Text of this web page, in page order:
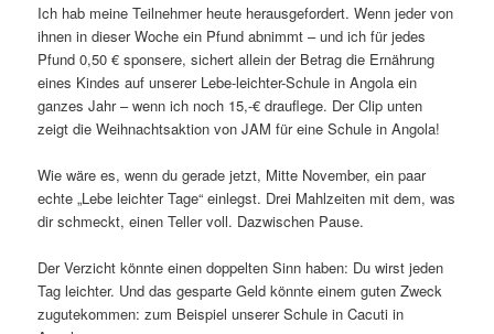
Ich hab meine Teilnehmer heute herausgefordert. Wenn jeder von
ihnen in dieser Woche ein Pfund abnimmt – und ich für jedes
Pfund 0,50 € sponsere, sichert allein der Betrag die Ernährung
eines Kindes auf unserer Lebe-leichter-Schule in Angola ein
ganzes Jahr – wenn ich noch 15,-€ drauflege. Der Clip unten
zeigt die Weihnachtsaktion von JAM für eine Schule in Angola!
Wie wäre es, wenn du gerade jetzt, Mitte November, ein paar
echte „Lebe leichter Tage“ einlegst. Drei Mahlzeiten mit dem, was
dir schmeckt, einen Teller voll. Dazwischen Pause.
Der Verzicht könnte einen doppelten Sinn haben: Du wirst jeden
Tag leichter. Und das gesparte Geld könnte einem guten Zweck
zugutekommen: zum Beispiel unserer Schule in Cacuti in